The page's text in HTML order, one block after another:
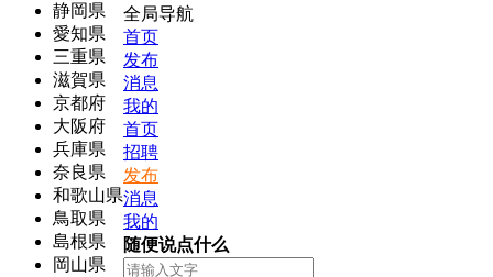
静岡県
愛知県
三重県
滋賀県
京都府
大阪府
兵庫県
奈良県
和歌山県
鳥取県
島根県
岡山県
全局导航
首页
发布
消息
我的
首页
招聘
发布
消息
我的
随便说点什么